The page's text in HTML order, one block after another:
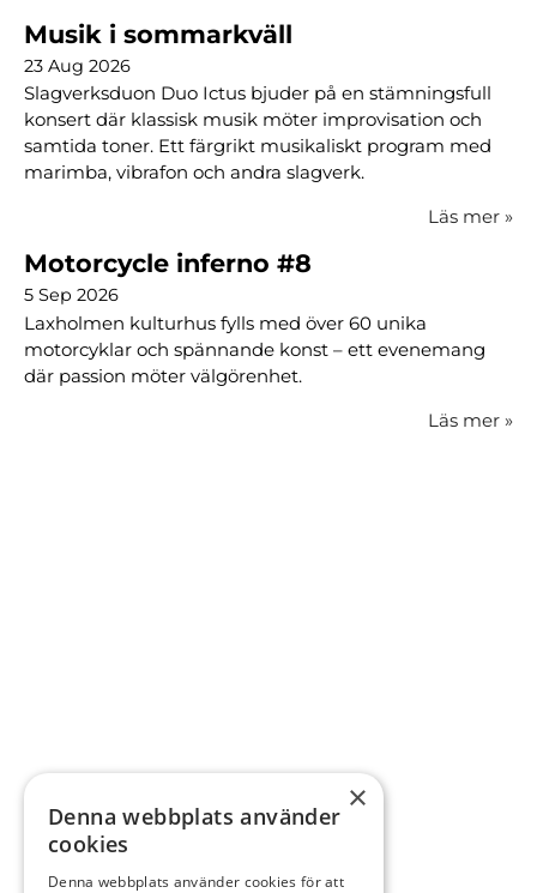
Musik i sommarkväll
23 Aug 2026
Slagverksduon Duo Ictus bjuder på en stämningsfull
konsert där klassisk musik möter improvisation och
samtida toner. Ett färgrikt musikaliskt program med
marimba, vibrafon och andra slagverk.
Läs mer »
Motorcycle inferno #8
5 Sep 2026
Laxholmen kulturhus fylls med över 60 unika
motorcyklar och spännande konst – ett evenemang
där passion möter välgörenhet.
Läs mer »
×
Denna webbplats använder
cookies
Denna webbplats använder cookies för att